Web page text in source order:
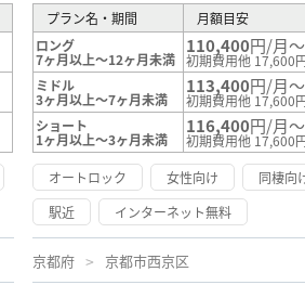
プラン名・期間
月額目安
ロング
7ヶ月以上～12ヶ月未満
110,400円/月～
初期費用他 17,600
ミドル
3ヶ月以上～7ヶ月未満
113,400円/月～
初期費用他 17,600
ショート
1ヶ月以上～3ヶ月未満
116,400円/月～
初期費用他 17,600
オートロック
女性向け
同棲向
駅近
インターネット無料
京都府 京都市西京区